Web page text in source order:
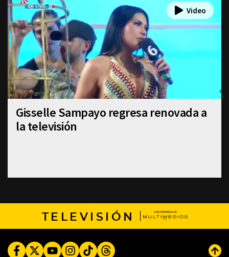
Gisselle Sampayo regresa renovada a
la televisión
TELEVISIÓN
FacebookTwitterYoutubeInstagram
TikTokThreads